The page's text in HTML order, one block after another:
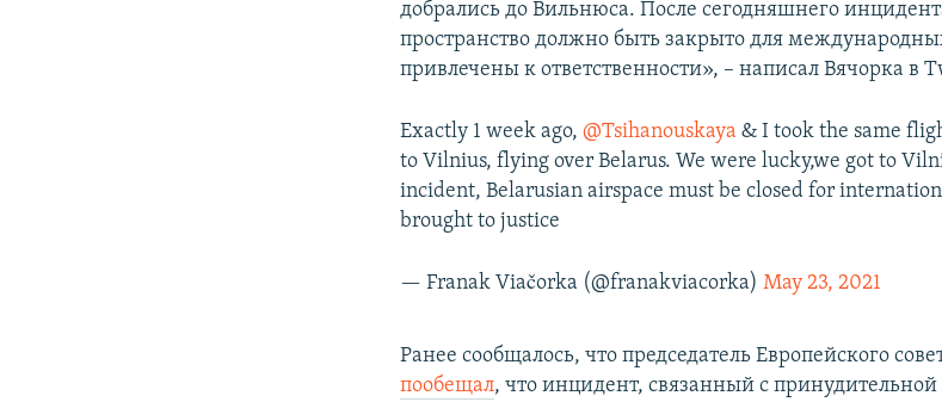
добрались до Вильнюса. После сегодняшнего
пространство должно быть закрыто для
привлечены к ответственности», – написал Вячорка в
Exactly 1 week ago,@Tsihanouskaya & I took the same
to Vilnius, flying over Belarus. We were lucky,we got to
incident, Belarusian airspace must be closed for
brought to justice
— Franak Viačorka (@franakviacorka)May 23, 2021
Ранее сообщалось, что председатель Европейского
пообещал, что инцидент, связанный с